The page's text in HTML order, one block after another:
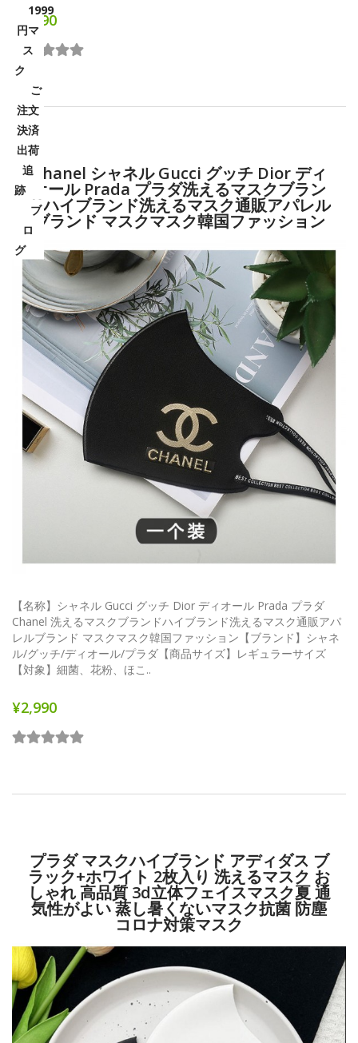
1999
円マ
ス
ク
ご
注文
決済
出荷
追
跡
ブ
ロ
グ
¥2,990
Chanel シャネル Gucci グッチ Dior ディ
オール Prada プラダ洗えるマスクブラン
ドハイブランド洗えるマスク通販アパレル
ブランド マスクマスク韓国ファッション
【名称】シャネル Gucci グッチ Dior ディオール Prada プラダ
Chanel 洗えるマスクブランドハイブランド洗えるマスク通販アパ
レルブランド マスクマスク韓国ファッション【ブランド】シャネ
ル/グッチ/ディオール/プラダ【商品サイズ】レギュラーサイズ
【対象】細菌、花粉、ほこ..
¥2,990
プラダ マスクハイブランド アディダス ブ
ラック+ホワイト 2枚入り 洗えるマスク お
しゃれ 高品質 3d立体フェイスマスク夏 通
気性がよい 蒸し暑くないマスク抗菌 防塵
コロナ対策マスク